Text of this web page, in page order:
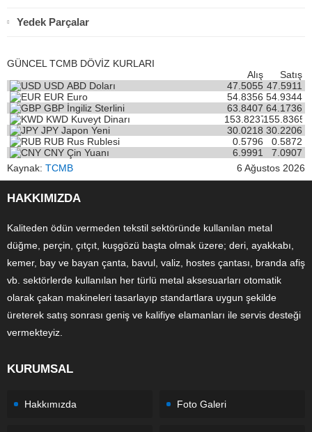
Yedek Parçalar
GÜNCEL TCMB DÖVİZ KURLARI
Satış
Alış
USD ABD Doları 47.5911
47.5055
EUR Euro 54.9344
54.8356
GBP İngiliz Sterlini 64.1736
63.8407
KWD Kuveyt Dinarı 155.8365
153.8237
JPY Japon Yeni 30.2206
30.0218
RUB Rus Rublesi 0.5872
0.5796
CNY Çin Yuanı 7.0907
6.9991
Kaynak: TCMB 6 Ağustos 2026
HAKKIMIZDA
Kaliteden ödün vermeden tekstil sektöründe kullanılan metal
düğme, perçin, çıtçıt, kuşgözü başta olmak üzere; deri, ayakkabı,
kemer, bay ve bayan çanta, bavul, valiz, hostes çantası, branda afiş
vb. sektörlerde kullanılan her türlü metal aksesuarları otomatik
olarak çakan makineleri tasarlayıp standartlara uygun şekilde
üreterek satış sonrası geniş ve kalifiye elamanları ile servis desteği
vermekteyiz.
KURUMSAL
Hakkımızda Foto Galeri